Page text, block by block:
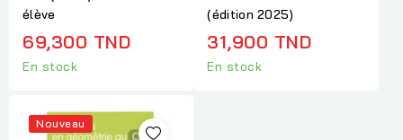
élève
69,300 TND
En stock
(édition 2025)
31,900 TND
En stock
Nouveau